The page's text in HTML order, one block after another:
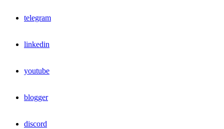
telegram
linkedin
youtube
blogger
discord